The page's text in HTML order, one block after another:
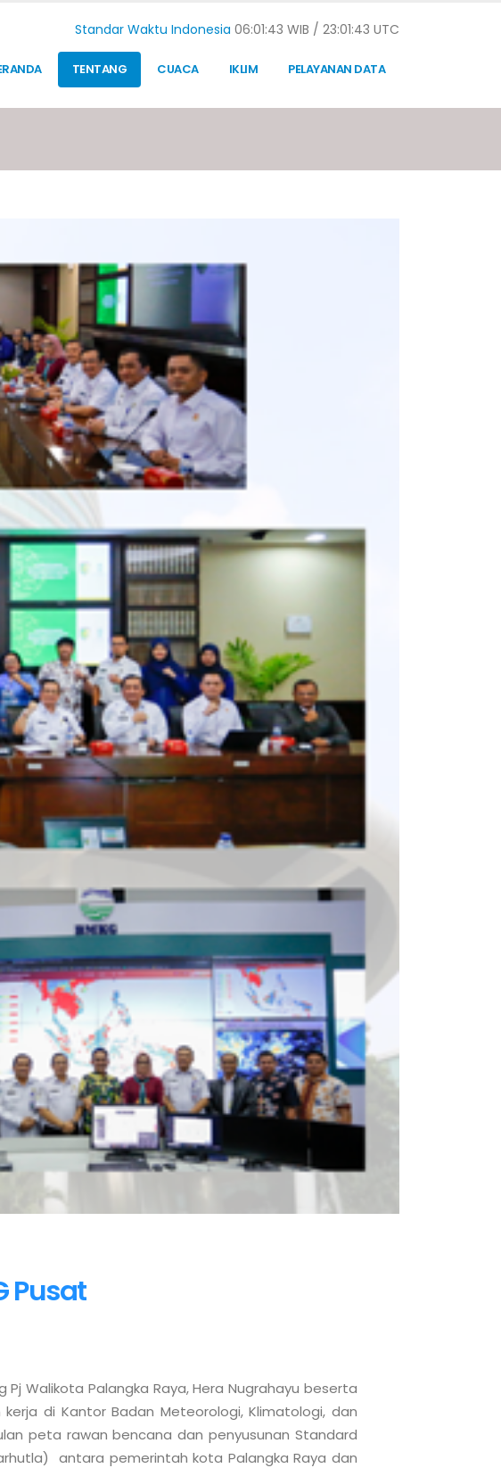
Standar Waktu Indonesia 06:01:44 WIB / 23:01:44 UTC
TENTANG CUACA IKLIM PELAYANAN DATA
Pusat
Walikota Palangka Raya, Hera Nugrahayu beserta
di Kantor Badan Meteorologi, Klimatologi, dan
peta rawan bencana dan penyusunan Standard
antara pemerintah kota Palangka Raya dan